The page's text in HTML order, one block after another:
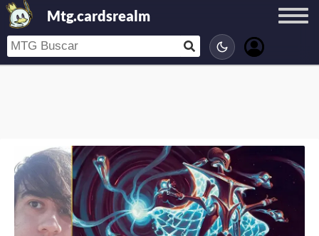
Mtg.cardsrealm